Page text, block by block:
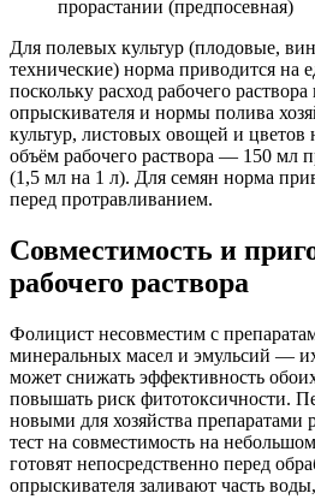
прорастании (предпосевная)
Для полевых культур (плодовые,
технические) норма приводится на
поскольку расход рабочего
опрыскивателя и нормы полива
культур, листовых овощей и цветов
объём рабочего раствора — 150 мл
(1,5 мл на 1 л). Для семян норма
перед протравливанием.
Совместимость и
рабочего раствора
Фолицист несовместим с
минеральных масел и эмульсий —
может снижать эффективность
повышать риск фитотоксичности.
новыми для хозяйства препаратами
тест на совместимость на
готовят непосредственно перед
опрыскивателя заливают часть